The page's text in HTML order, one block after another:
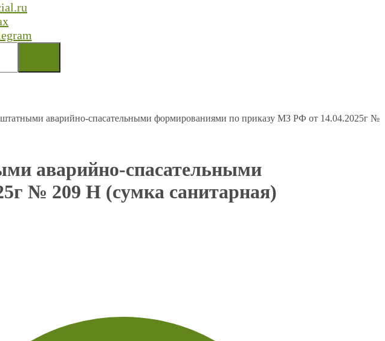
аварийно-спасательными формированиями по приказу МЗ РФ от 14.04.2025г №
аварийно-спасательными
№ 209 Н (сумка санитарная)